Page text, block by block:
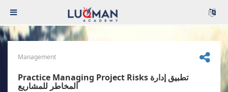
Management
Practice Managing Project Risks تطبيق إدارة
المخاطر للمشاريع